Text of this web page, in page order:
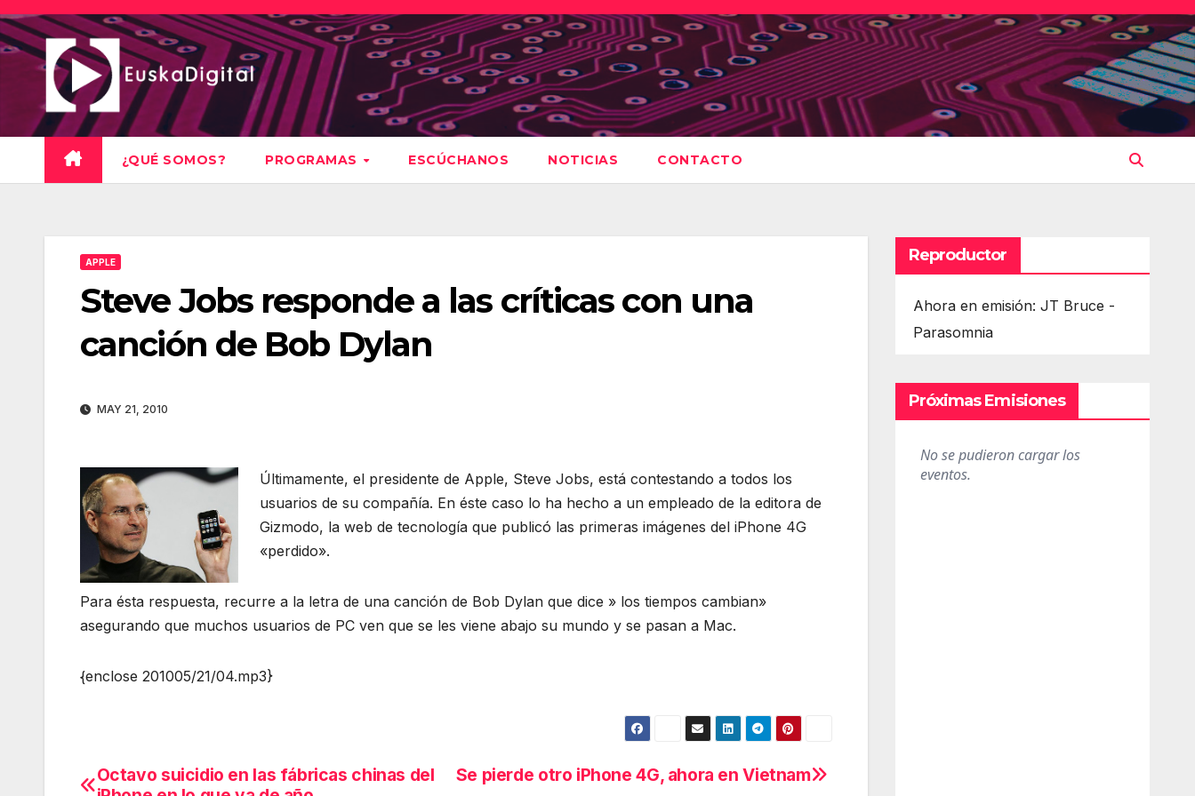
Saltar
al
contenido
¿QUÉ SOMOS? PROGRAMAS ESCÚCHANOS NOTICIAS CONTACTO
APPLE
Steve Jobs responde a las críticas con una
canción de Bob Dylan
MAY 21, 2010
Últimamente, el presidente de Apple, Steve Jobs, está contestando a todos los
usuarios de su compañía. En éste caso lo ha hecho a un empleado de la editora de
Gizmodo, la web de tecnología que publicó las primeras imágenes del iPhone 4G
«perdido».
Para ésta respuesta, recurre a la letra de una canción de Bob Dylan que dice » los tiempos cambian»
asegurando que muchos usuarios de PC ven que se les viene abajo su mundo y se pasan a Mac.
{enclose 201005/21/04.mp3}
Navegación
Se pierde otro iPhone 4G, ahora en Vietnam
Octavo suicidio en las fábricas chinas del
Reproductor
Ahora en emisión: JT Bruce -
Parasomnia
Próximas Emisiones